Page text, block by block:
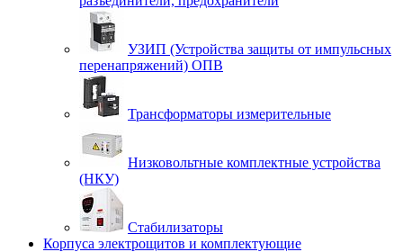
УЗИП (Устройства защиты от импульсных
перенапряжений) ОПВ
Трансформаторы измерительные
Низковольтные комплектные устройства
(НКУ)
Стабилизаторы
Корпуса электрощитов и комплектующие